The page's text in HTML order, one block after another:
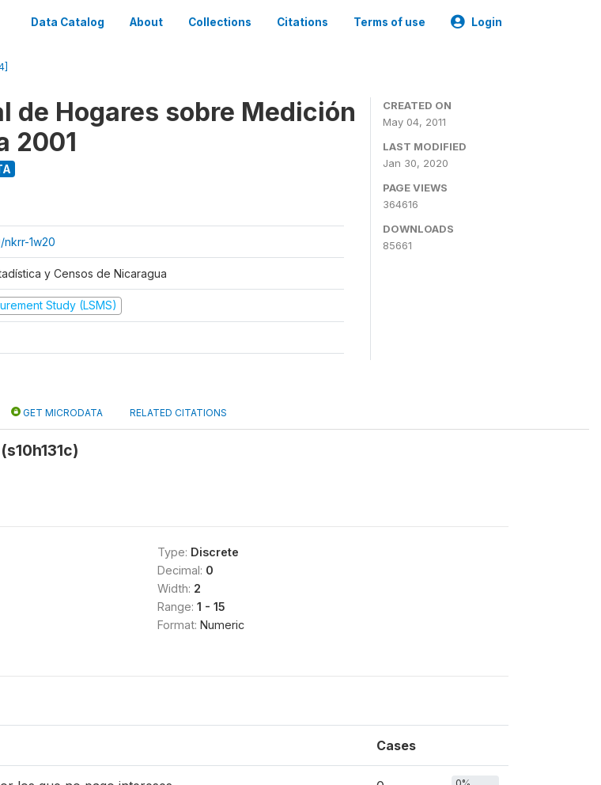
Data Catalog About Collections Citations Terms of use Login
de Hogares sobre Medición
2001
1w20
y Censos de Nicaragua
Study (LSMS)
CREATED ON
May 04, 2011
LAST MODIFIED
Jan 30, 2020
PAGE VIEWS
364616
DOWNLOADS
85661
GET MICRODATA RELATED CITATIONS
Type: Discrete
Decimal: 0
Width: 2
Range: 1 - 15
Format: Numeric
Cases